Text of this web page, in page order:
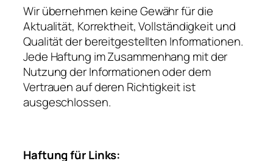
Wir übernehmen keine Gewähr für die
Aktualität, Korrektheit, Vollständigkeit und
Qualität der bereitgestellten Informationen.
Jede Haftung im Zusammenhang mit der
Nutzung der Informationen oder dem
Vertrauen auf deren Richtigkeit ist
ausgeschlossen.
Haftung für Links: